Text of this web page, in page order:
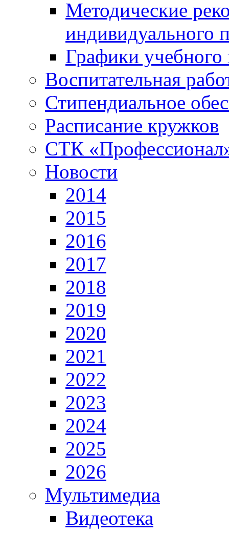
Методические
индивидуального
Графики учебного
Воспитательная
Стипендиальное
Расписание кружков
СТК
Новости
2014
2015
2016
2017
2018
2019
2020
2021
2022
2023
2024
2025
2026
Мультимедиа
Видеотека